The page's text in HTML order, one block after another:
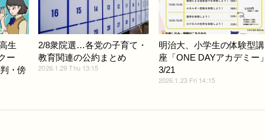
生
ー
・傍
2/8衆院選…各党の子育て・
教育関連の公約まとめ
2026.1.29 Thu 13:15
明治大、小学生の体験型講
座「ONE DAYアカデミー」
3/21
2026.1.23 Fri 14:15